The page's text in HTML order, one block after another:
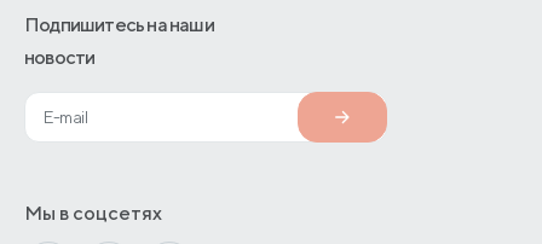
Подпишитесь на наши
новости
Мы в соцсетях